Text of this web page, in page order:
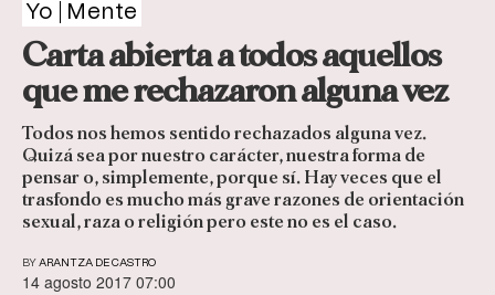
Yo Mente
Carta abierta a todos aquellos
que me rechazaron alguna vez
Todos nos hemos sentido rechazados alguna vez.
Quizá sea por nuestro carácter, nuestra forma de
pensar o, simplemente, porque sí. Hay veces que el
trasfondo es mucho más grave razones de orientación
sexual, raza o religión pero este no es el caso.
BY ARANTZA DE CASTRO
14 agosto 2017 07:00